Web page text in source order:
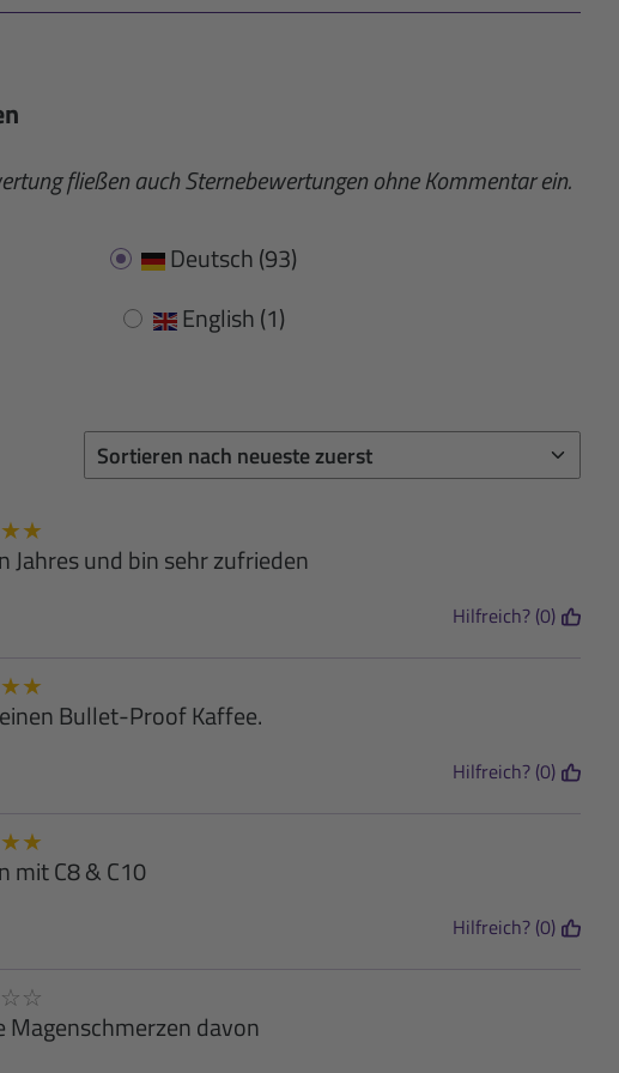
fließen auch Sternebewertungen ohne Kommentar ein.
Deutsch(93)
English(1)
★★
Jahres und bin sehr zufrieden
Hilfreich? (0)
★★
Bullet-Proof Kaffee.
Hilfreich? (0)
★★
mit C8 & C10
Hilfreich? (0)
☆☆
davon